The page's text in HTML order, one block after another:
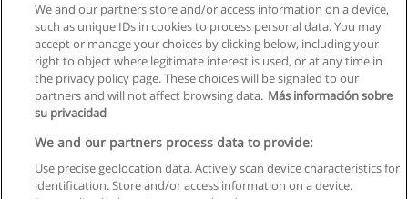
+ информация по E-mail
Правила пользования
Конфиденциальность информации
We and our partners store and/or access information on a device,
such as unique IDs in cookies to process personal data. You may
accept or manage your choices by clicking below, including your
right to object where legitimate interest is used, or at any time in
the privacy policy page. These choices will be signaled to our
partners and will not affect browsing data. Más información sobre
su privacidad
We and our partners process data to provide:
Use precise geolocation data. Actively scan device characteristics for
identification. Store and/or access information on a device.